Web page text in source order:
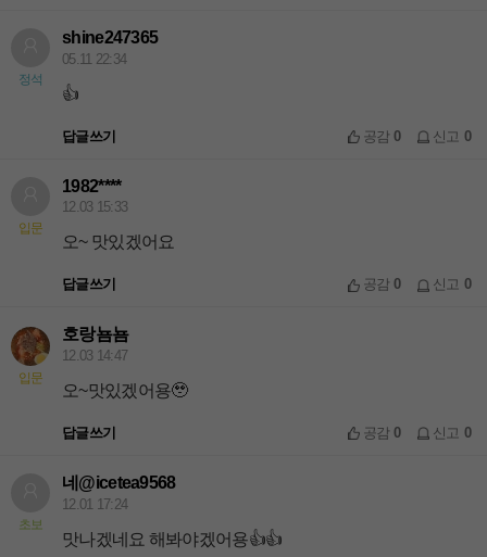
정석
shine247365
05.11 22:34
👍
답글쓰기 공감0 신고 0
입문
1982****
12.03 15:33
오~ 맛있겠어요
답글쓰기 공감0 신고 0
입문
호랑뇸뇸
12.03 14:47
오~맛있겠어용🥹
답글쓰기 공감0 신고 0
초보
네@icetea9568
12.01 17:24
맛나겠네요 해봐야겠어용👍👍